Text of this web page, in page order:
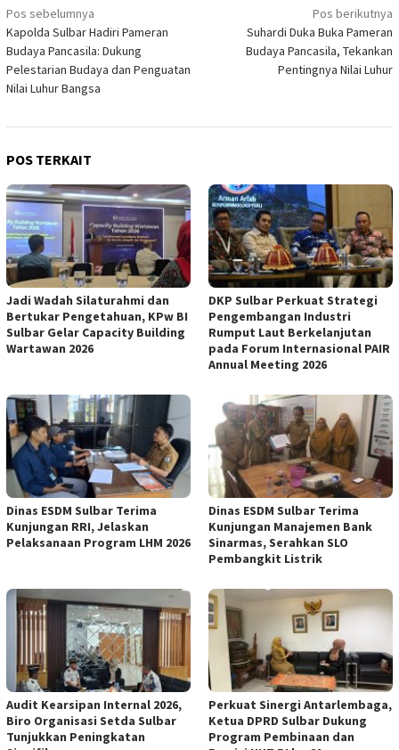
Navigasi
pos
Pos sebelumnya
Kapolda Sulbar Hadiri Pameran
Budaya Pancasila: Dukung
Pelestarian Budaya dan Penguatan
Nilai Luhur Bangsa
Pos berikutnya
Suhardi Duka Buka Pameran
Budaya Pancasila, Tekankan
Pentingnya Nilai Luhur
POS TERKAIT
Jadi Wadah Silaturahmi dan
Bertukar Pengetahuan, KPw BI
Sulbar Gelar Capacity Building
Wartawan 2026
DKP Sulbar Perkuat Strategi
Pengembangan Industri
Rumput Laut Berkelanjutan
pada Forum Internasional PAIR
Annual Meeting 2026
Dinas ESDM Sulbar Terima
Kunjungan RRI, Jelaskan
Pelaksanaan Program LHM 2026
Dinas ESDM Sulbar Terima
Kunjungan Manajemen Bank
Sinarmas, Serahkan SLO
Pembangkit Listrik
Audit Kearsipan Internal 2026,
Biro Organisasi Setda Sulbar
Tunjukkan Peningkatan
Perkuat Sinergi Antarlembaga,
Ketua DPRD Sulbar Dukung
Program Pembinaan dan